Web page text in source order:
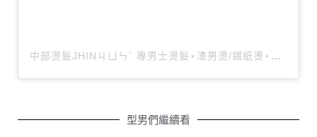
中部燙髮JHINㄐㄩㄣˋ 專男士燙髮⋆渣男燙/錫紙燙⋆黑人燙（@jhin_6666）分享的貼文
型男們繼續看